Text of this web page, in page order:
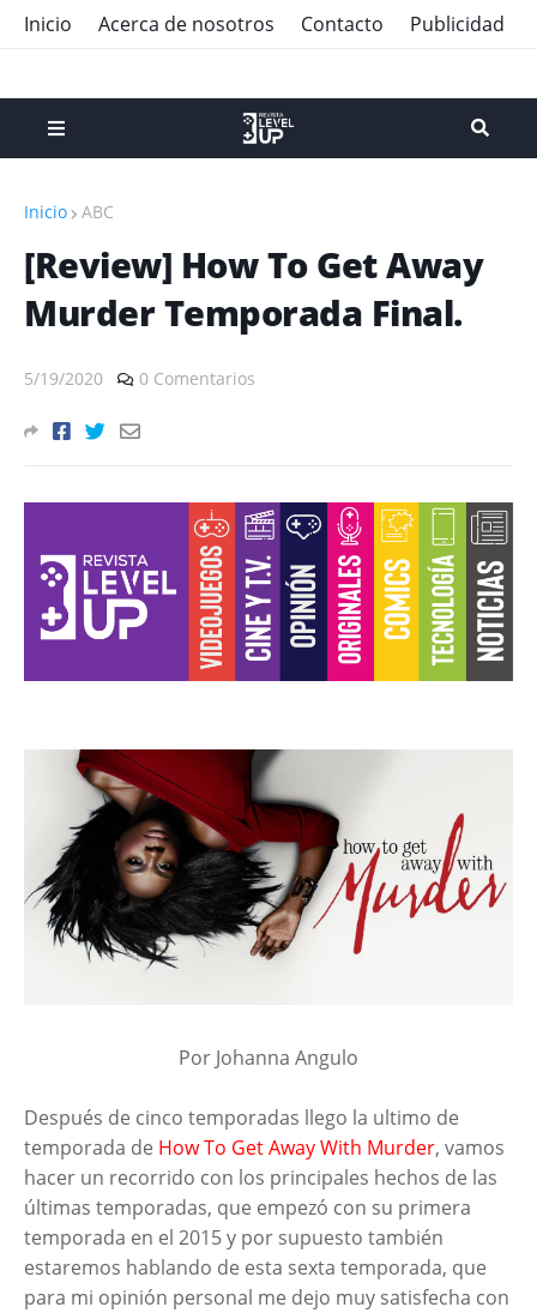
Inicio Acerca de nosotros Contacto Publicidad
Inicio ABC
[Review] How To Get Away
Murder Temporada Final.
5/19/2020 0 Comentarios
Por Johanna Angulo
Después de cinco temporadas llego la ultimo de
temporada de How To Get Away With Murder, vamos
hacer un recorrido con los principales hechos de las
últimas temporadas, que empezó con su primera
temporada en el 2015 y por supuesto también
estaremos hablando de esta sexta temporada, que
para mi opinión personal me dejo muy satisfecha con